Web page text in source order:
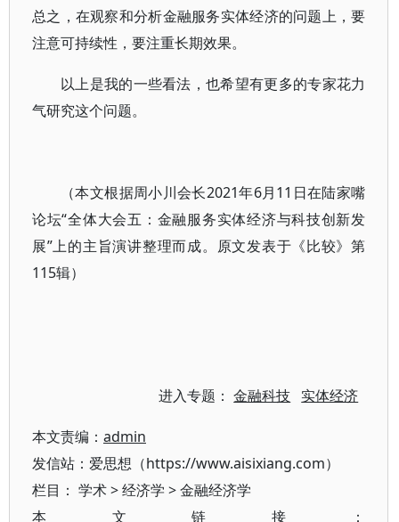
总之，在观察和分析金融服务实体经济的问题上，要
注意可持续性，要注重长期效果。
以上是我的一些看法，也希望有更多的专家花力
气研究这个问题。
（本文根据周小川会长2021年6月11日在陆家嘴
论坛“全体大会五：金融服务实体经济与科技创新发
展”上的主旨演讲整理而成。原文发表于《比较》第
115辑）
进入专题：金融科技 实体经济
本文责编： admin
发信站：爱思想（https://www.aisixiang.com）
栏目： 学术>经济学 >金融经济学
本文链接：